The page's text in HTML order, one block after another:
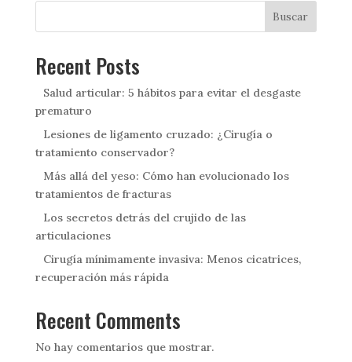
Buscar
Recent Posts
Salud articular: 5 hábitos para evitar el desgaste
prematuro
Lesiones de ligamento cruzado: ¿Cirugía o
tratamiento conservador?
Más allá del yeso: Cómo han evolucionado los
tratamientos de fracturas
Los secretos detrás del crujido de las
articulaciones
Cirugía mínimamente invasiva: Menos cicatrices,
recuperación más rápida
Recent Comments
No hay comentarios que mostrar.